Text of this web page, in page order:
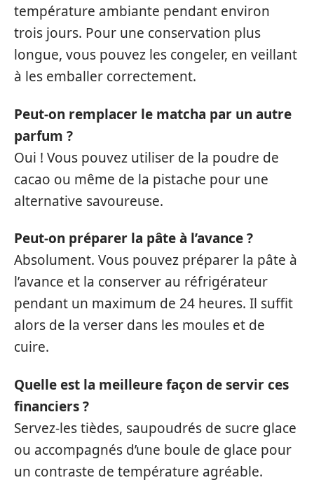
température ambiante pendant environ
trois jours. Pour une conservation plus
longue, vous pouvez les congeler, en veillant
à les emballer correctement.
Peut-on remplacer le matcha par un autre
parfum ?
Oui ! Vous pouvez utiliser de la poudre de
cacao ou même de la pistache pour une
alternative savoureuse.
Peut-on préparer la pâte à l’avance ?
Absolument. Vous pouvez préparer la pâte à
l’avance et la conserver au réfrigérateur
pendant un maximum de 24 heures. Il suffit
alors de la verser dans les moules et de
cuire.
Quelle est la meilleure façon de servir ces
financiers ?
Servez-les tièdes, saupoudrés de sucre glace
ou accompagnés d’une boule de glace pour
un contraste de température agréable.